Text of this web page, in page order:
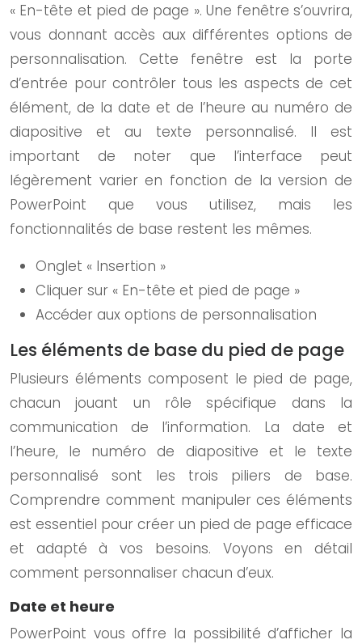
« En-tête et pied de page ». Une fenêtre s’ouvrira,
vous donnant accès aux différentes options de
personnalisation. Cette fenêtre est la porte
d’entrée pour contrôler tous les aspects de cet
élément, de la date et de l’heure au numéro de
diapositive et au texte personnalisé. Il est
important de noter que l’interface peut
légèrement varier en fonction de la version de
PowerPoint que vous utilisez, mais les
fonctionnalités de base restent les mêmes.
Onglet « Insertion »
Cliquer sur « En-tête et pied de page »
Accéder aux options de personnalisation
Les éléments de base du pied de page
Plusieurs éléments composent le pied de page,
chacun jouant un rôle spécifique dans la
communication de l’information. La date et
l’heure, le numéro de diapositive et le texte
personnalisé sont les trois piliers de base.
Comprendre comment manipuler ces éléments
est essentiel pour créer un pied de page efficace
et adapté à vos besoins. Voyons en détail
comment personnaliser chacun d’eux.
Date et heure
PowerPoint vous offre la possibilité d’afficher la